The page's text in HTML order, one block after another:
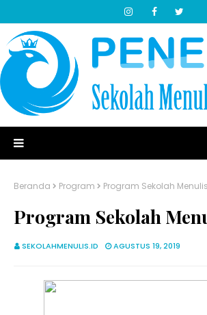
Beranda Program Program Sekolah
Program Sekolah
SEKOLAHMENULIS.ID AGUSTUS 19, 2019